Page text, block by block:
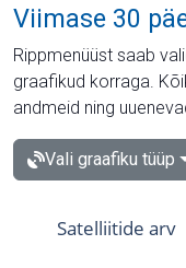
Viimase 30
Rippmenüüst saab
graafikud korraga.
andmeid ning
Vali graafiku tüüp
Satelliitide arv